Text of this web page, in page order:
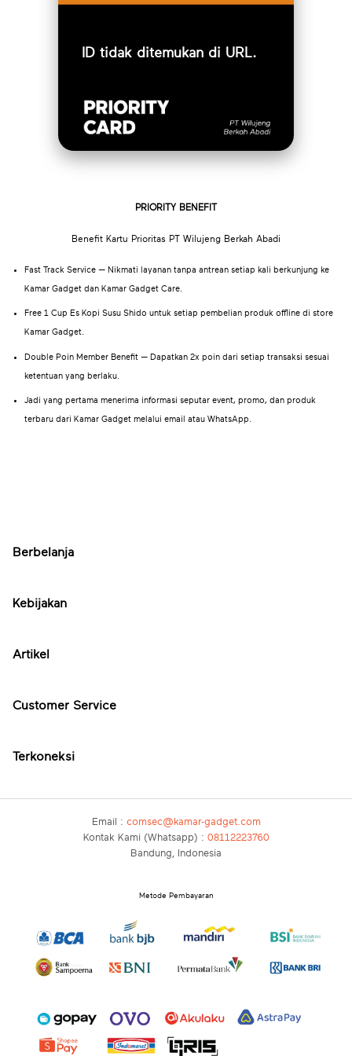
ID tidak ditemukan di URL.
PRIORITY BENEFIT
Benefit Kartu Prioritas PT Wilujeng Berkah Abadi
Fast Track Service — Nikmati layanan tanpa antrean setiap kali berkunjung ke
Kamar Gadget dan Kamar Gadget Care.
Free 1 Cup Es Kopi Susu Shido untuk setiap pembelian produk offline di store
Kamar Gadget.
Double Poin Member Benefit — Dapatkan 2x poin dari setiap transaksi sesuai
ketentuan yang berlaku.
Jadi yang pertama menerima informasi seputar event, promo, dan produk
terbaru dari Kamar Gadget melalui email atau WhatsApp.
Berbelanja
Kebijakan
Artikel
Customer Service
Terkoneksi
Email : comsec@kamar-gadget.com
Kontak Kami (Whatsapp) : 08112223760
Bandung, Indonesia
Metode Pembayaran